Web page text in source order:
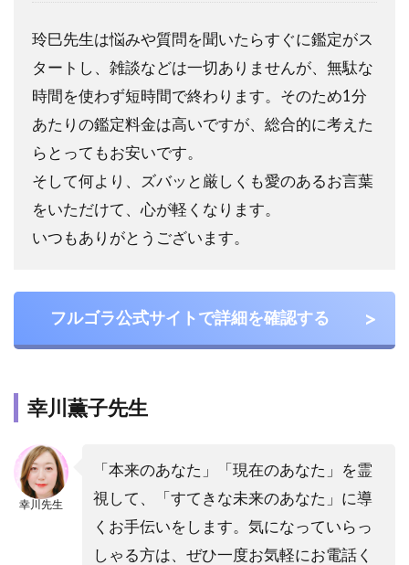
玲巳先生は悩みや質問を聞いたらすぐに鑑定がス
タートし、雑談などは一切ありませんが、無駄な
時間を使わず短時間で終わります。そのため1分
あたりの鑑定料金は高いですが、総合的に考えた
らとってもお安いです。
そして何より、ズバッと厳しくも愛のあるお言葉
をいただけて、心が軽くなります。
いつもありがとうございます。
フルゴラ公式サイトで詳細を確認する
幸川薫子先生
幸川先生
「本来のあなた」「現在のあなた」を霊
視して、「すてきな未来のあなた」に導
くお手伝いをします。気になっていらっ
しゃる方は、ぜひ一度お気軽にお電話く